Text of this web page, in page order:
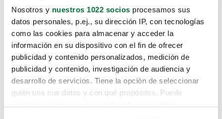
Nosotros y nuestros 1022 socios procesamos sus
datos personales, p.ej., su dirección IP, con tecnologías
como las cookies para almacenar y acceder la
información en su dispositivo con el fin de ofrecer
publicidad y contenido personalizados, medición de
publicidad y contenido, investigación de audiencia y
desarrollo de servicios. Tiene la opción de seleccionar
quién usa sus datos y con qué propósitos. Puede
Lo sentimos, no sabemos como
te hemos traido hasta aquí.
Pero puedes encontrar el coche que estás
buscando en alguno de estos enlaces: